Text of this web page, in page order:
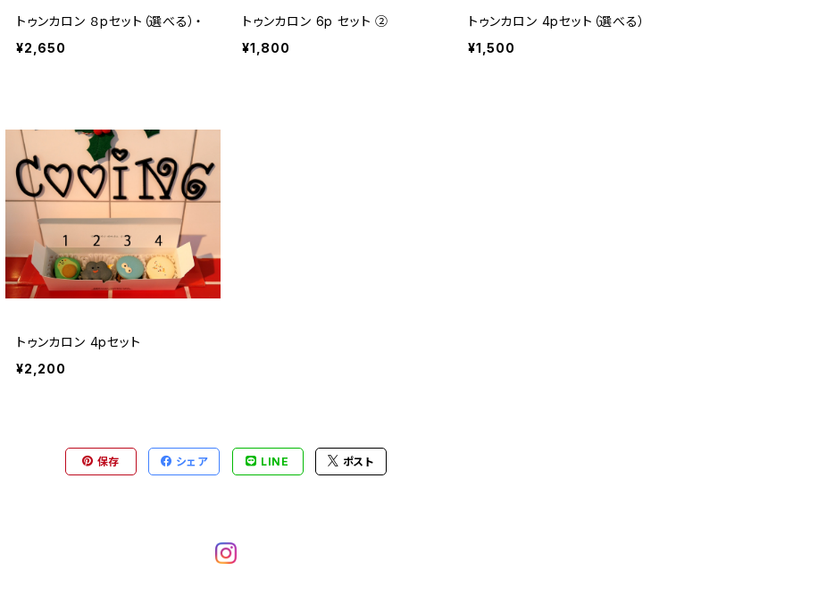
トゥンカロン ８pセット（選べる）・
¥2,650
トゥンカロン 6p セット ②
¥1,800
トゥンカロン 4pセット（選べる）
¥1,500
トゥンカロン 4pセット
¥2,200
保存 シェア LINE ポスト